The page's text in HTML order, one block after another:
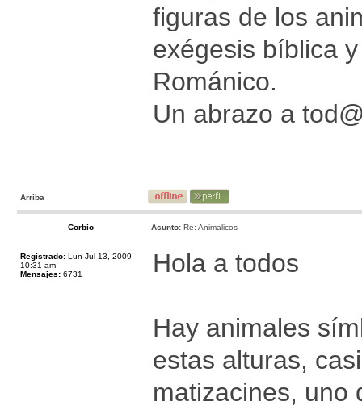
figuras de los
exégesis bíblica
Románico.
Un abrazo a
Arriba
Corbio Asunto: Re: Animalicos
Registrado: Lun Jul 13, 2009
10:31 am
Mensajes: 6731 Hola a todos
Hay animales
estas alturas,
matizacines, uno